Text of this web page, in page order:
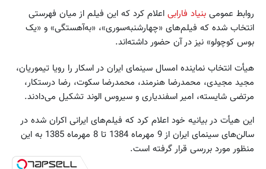
روابط عمومی بنیاد فارابی اعلام کرد که این فیلم از میان فهرستی
انتخاب شده که فیلم‌های «چهارشنبه‌سوری»، «به‌آهستگی» و «یک
بوس کوچولو» نیز در آن حضور داشته‌اند.
هیأت انتخاب نماینده امسال سینمای ایران در اسکار را رویا تیموریان،
مجید مجیدی، محمدرضا هنرمند، محمدرضا سکوت، رضا درستکار،
مرتضی شایسته، امیر اسفندیاری و سیروس الوند تشکیل می‌دادند.
این هیأت در بیانیه خود اعلام کرد که فیلم‌های ایرانی اکران شده در
سالن‌های سینمای ایران از 9 مهرماه 1384 تا 8 مهرماه 1385 به این
منظور مورد بررسی قرار گرفته است.